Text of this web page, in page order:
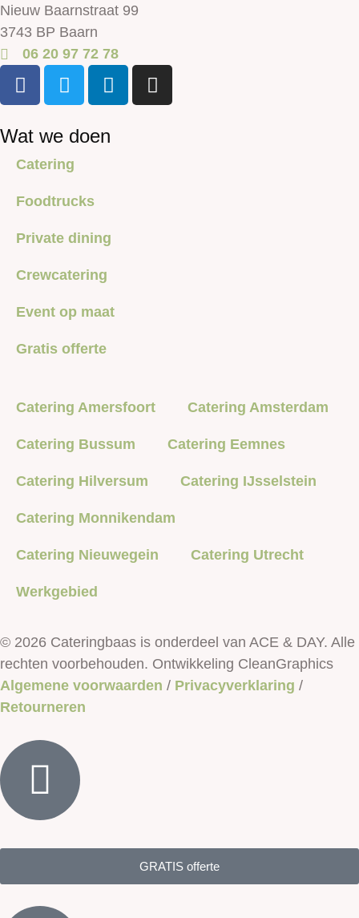
Nieuw Baarnstraat 99
3743 BP Baarn
06 20 97 72 78
Wat we doen
Catering
Foodtrucks
Private dining
Crewcatering
Event op maat
Gratis offerte
Catering Amersfoort Catering Amsterdam
Catering Bussum Catering Eemnes
Catering Hilversum Catering IJsselstein
Catering Monnikendam
Catering Nieuwegein Catering Utrecht
Werkgebied
© 2026 Cateringbaas is onderdeel van ACE & DAY. Alle
rechten voorbehouden. Ontwikkeling CleanGraphics
Algemene voorwaarden / Privacyverklaring /
Retourneren
GRATIS offerte